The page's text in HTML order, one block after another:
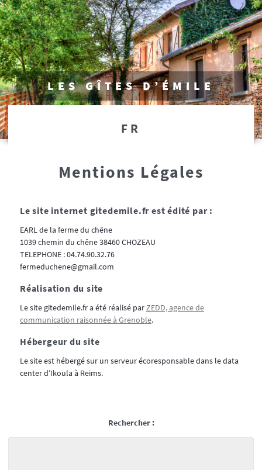
LES GÎTES D’ÉMILE
FR
Mentions Légales
Le site internet gitedemile.fr est édité par :
EARL de la ferme du chêne
1039 chemin du chêne 38460 CHOZEAU
TELEPHONE : 04.74.90.32.76
fermeduchene@gmail.com
Réalisation du site
Le site gitedemile.fr a été réalisé parZEDD, agence de
communication raisonnée à Grenoble.
Hébergeur du site
Le site est hébergé sur un serveur écoresponsable dans le data
center d’Ikoula à Reims.
Rechercher :